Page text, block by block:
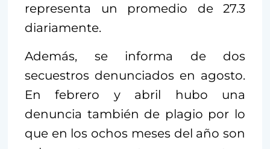
representa un promedio de 27.3
diariamente.
Además, se informa de dos
secuestros denunciados en agosto.
En febrero y abril hubo una
denuncia también de plagio por lo
que en los ochos meses del año son